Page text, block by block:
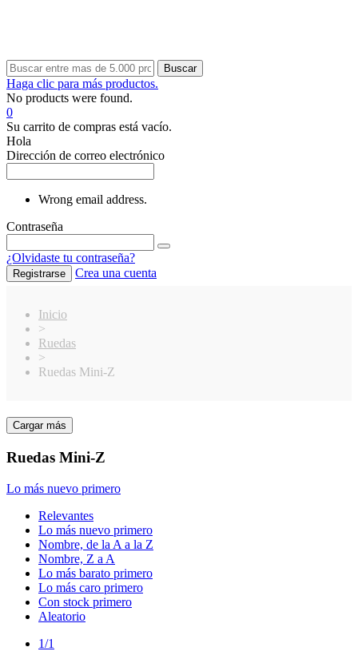
Buscar
Haga clic para más productos.
No products were found.
0
Su carrito de compras está vacío.
Hola
Dirección de correo electrónico
Wrong email address.
Contraseña
¿Olvidaste tu contraseña?
Registrarse Crea una cuenta
Inicio
>
Ruedas
>
Ruedas Mini-Z
Clear
Precio
Fabricante
Marka
Upgrade Rc 2
Disponible
Disponible 0
View products9
Cargar más
Ruedas Mini-Z
Lo más nuevo primero
Relevantes
Lo más nuevo primero
Nombre, de la A a la Z
Nombre, Z a A
Lo más barato primero
Lo más caro primero
Con stock primero
Aleatorio
1/1